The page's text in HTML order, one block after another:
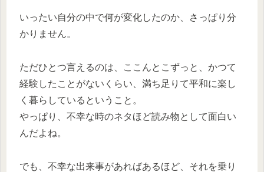
いったい自分の中で何が変化したのか、さっぱり分
かりません。
ただひとつ言えるのは、ここんとこずっと、かつて
経験したことがないくらい、満ち足りて平和に楽し
く暮らしているということ。
やっぱり、不幸な時のネタほど読み物として面白い
んだよね。
でも、不幸な出来事があればあるほど、それを乗り